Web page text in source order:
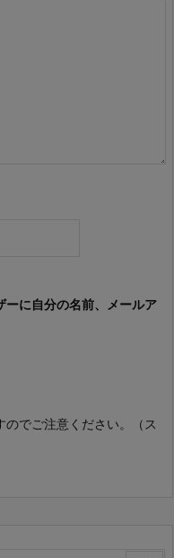
ーに自分の名前、メールア
のでご注意ください。（ス